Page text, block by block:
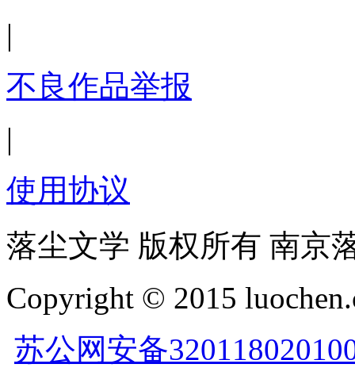
|
不良作品举报
|
使用协议
落尘文学 版权所有 南京
Copyright © 2015
苏公网安备